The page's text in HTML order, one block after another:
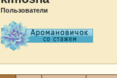
Пользователи